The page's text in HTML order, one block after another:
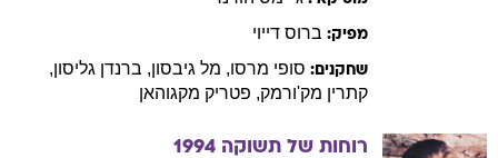
מפיק: ברוס דייוי
שחקנים: סופי מרסו, מל גיבסון, ברנדן גליסון,
קתרין מק'ורמק, פטריק מקגוהאן
רוחות של תשוקה 1994